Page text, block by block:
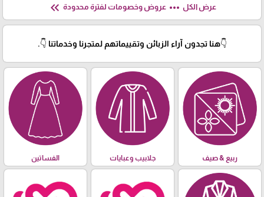
عرض الكل more_horiz عروض وخصومات لفترة محدودة keyboard_double_arrow_left
👇هنا تجدون آراء الزبائن وتقييماتهم لمتجرنا وخدماتنا 👇.
ربيع & صيف جلابيب وعبايات الفساتين